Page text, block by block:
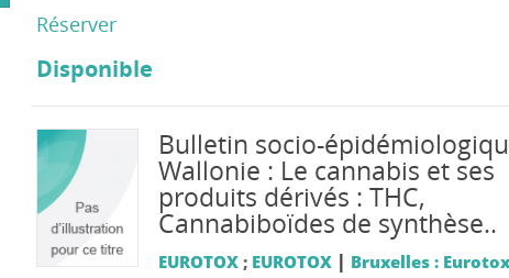
Réserver
Disponible
Bulletin socio-
Wallonie : Le cannabis et ses
produits dérivés : THC,
Cannabiboïdes de synthèse..
EUROTOX; EUROTOX | Bruxelles : Eurotox